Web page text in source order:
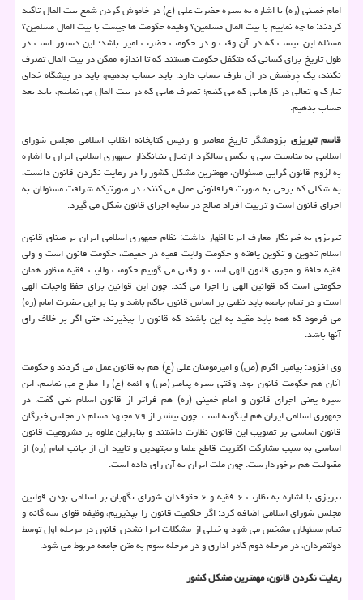
امام خمینی (ره) با اشاره به سیره حضرت علی (ع) در خاموش کردن شمع بیت المال تاکید
کردند: ما چه نماییم با بیت المال مسلمین؟ وظیفه حکومت ها چیست با بیت المال مسلمین؟
مسئله این نیست که در آن وقت و در حکومت حضرت امیر باشد؛ این دستور است در
طول تاریخ برای کسانی که متکفل حکومت هستند که تا اندازه ممکن در بیت المال تصرف
نکنند، یک دِرهَمش در آن طرف حساب دارد. باید حساب بدهیم، باید در پیشگاه خدای
تبارک و تعالی در کارهایی که می کنیم؛ تصرف هایی که در بیت المال می نماییم، باید بعد
حساب بدهیم.
قاسم تبریزی پژوهشگر تاریخ معاصر و رئیس کتابخانه انقلاب اسلامی مجلس شورای
اسلامی به مناسبت سی و یکمین سالگرد ارتحال بنیانگذار جمهوری اسلامی ایران با اشاره
به لزوم قانون گرایی مسئولان، مهمترین مشکل کشور را در رعایت نکردن قانون دانست،
به شکلی که برخی به صورت فراقانونی عمل می کنند، در صورتیکه شرافت مسئولان به
اجرای قانون است و تربیت افراد صالح در سایه اجرای قانون شکل می گیرد.
تبریزی به خبرنگار معارف ایرنا اظهار داشت: نظام جمهوری اسلامی ایران بر مبنای قانون
اسلام تدوین و تکوین یافته و حکومت ولایت فقیه در حقیقت، حکومت قانون است و ولی
فقیه حافظ و مجری قانون الهی است و وقتی می گوییم حکومت ولایت فقیه منظور همان
حکومتی است که قوانین الهی را اجرا می کند. چون این قوانین برای حفظ واجبات الهی
است و در تمام جامعه باید نظمی بر اساس قانون حاکم باشد و بنا بر این حضرت امام (ره)
می فرمود که همه باید مقید به این باشند که قانون را بپذیرند، حتی اگر بر خلاف رای
آنها باشد.
وی افزود: پیامبر اکرم (ص) و امیرمومنان علی (ع) هم به قانون عمل می کردند و حکومت
آنان هم حکومت قانون بود. وقتی سیره پیامبر(ص) و ائمه (ع) را مطرح می نماییم، این
سیره یعنی اجرای قانون و امام خمینی (ره) هم فراتر از قانون اسلام نمی گفت. در
جمهوری اسلامی ایران هم اینگونه است. چون بیشتر از ۷۹ مجتهد مسلم در مجلس خبرگان
قانون اساسی بر تصویب این قانون نظارت داشتند و بنابراین علاوه بر مشروعیت قانون
اساسی به سبب مشارکت اکثریت قاطع علما و مجتهدین و تایید آن از جانب امام (ره) از
مقبولیت هم برخوردارست. چون ملت ایران به آن رای داده است.
تبریزی با اشاره به نظارت ۶ فقیه و ۶ حقوقدان شورای نگهبان بر اسلامی بودن قوانین
مجلس شورای اسلامی اضافه کرد: اگر حاکمیت قانون را بپذیریم، وظیفه قوای سه گانه و
تمام مسئولان مشخص می شود و خیلی از مشکلات اجرا نشدن قانون در مرحله اول توسط
دولتمردان، در مرحله دوم کادر اداری و در مرحله سوم به متن جامعه مربوط می شود.
رعایت نکردن قانون، مهمترین مشکل کشور